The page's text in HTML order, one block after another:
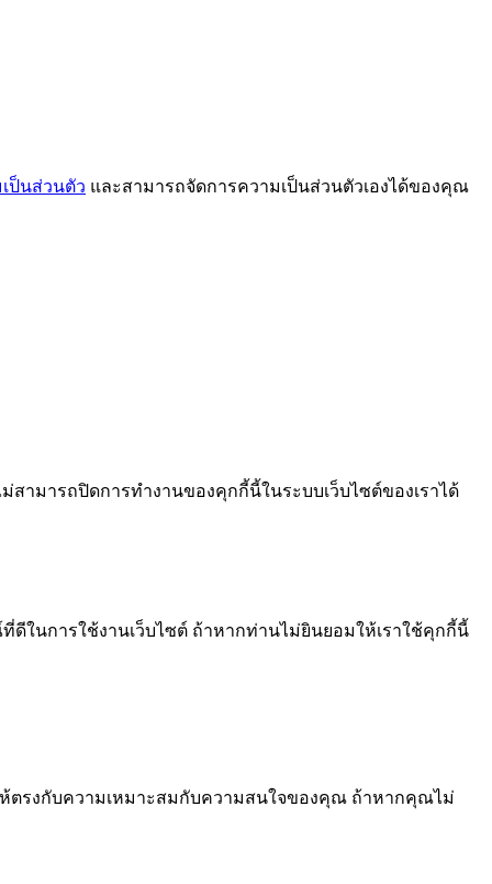
ป็นส่วนตัว และสามารถจัดการความเป็นส่วนตัวเองได้ของคุณ
ามารถปิดการทำงานของคุกกี้นี้ในระบบเว็บไซต์ของเราได้
ในการใช้งานเว็บไซต์ ถ้าหากท่านไม่ยินยอมให้เราใช้คุกกี้นี้
ห้ตรงกับความเหมาะสมกับความสนใจของคุณ ถ้าหากคุณไม่